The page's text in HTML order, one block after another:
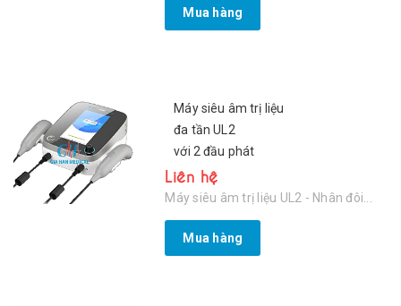
Mua hàng
Máy siêu âm trị liệu
đa tần UL2
với 2 đầu phát
Liên hệ
Máy siêu âm trị liệu UL2 - Nhân đôi...
Mua hàng